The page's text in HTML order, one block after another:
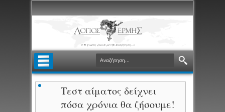
Τεστ αίματος δείχνει
πόσα χρόνια θα ζήσουμε!